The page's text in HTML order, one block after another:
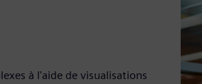
à l'aide de visualisations